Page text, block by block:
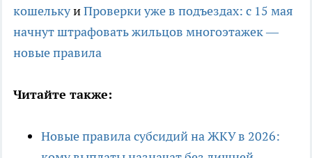
кошелькуиПроверки уже в подъездах: с 15 мая
начнут штрафовать жильцов многоэтажек —
новые правила
Читайте также:
Новые правила субсидий на ЖКУ в 2026: